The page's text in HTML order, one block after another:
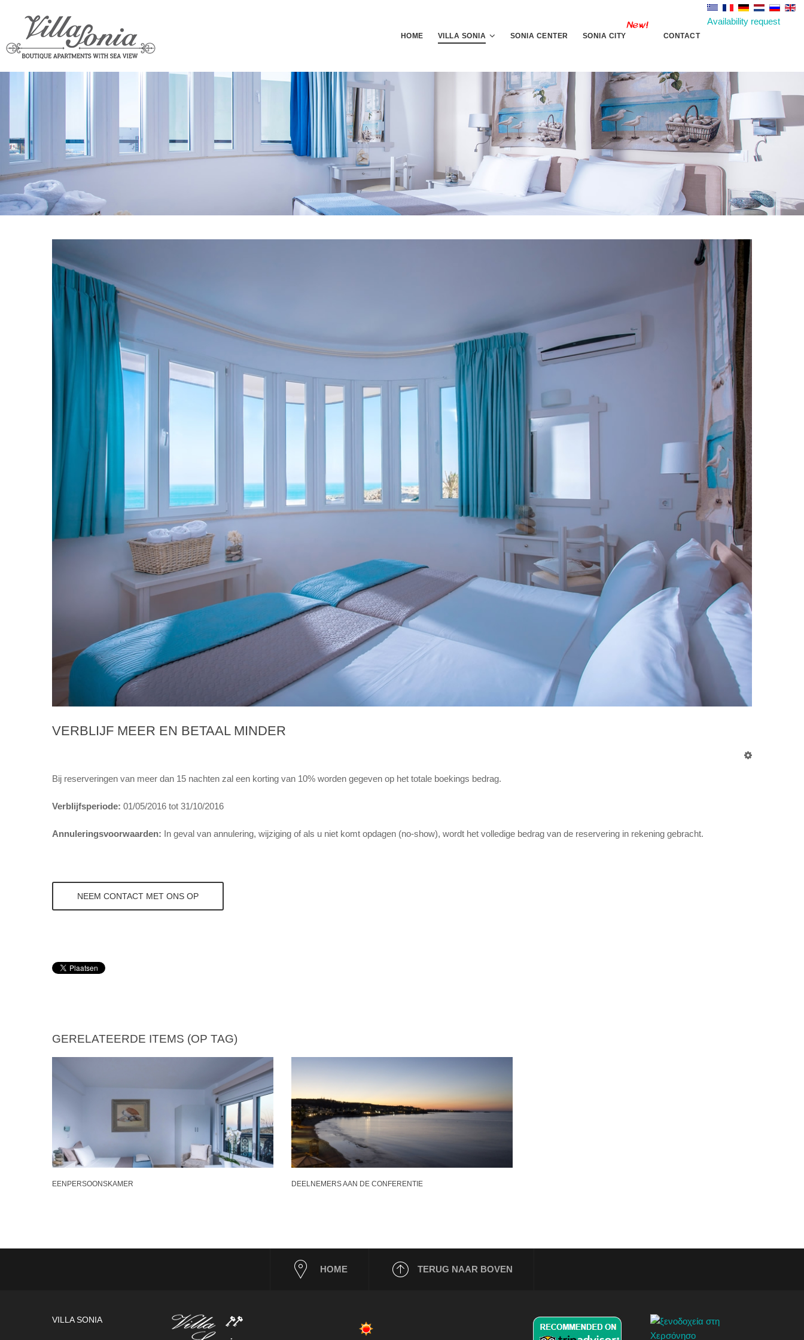
Availability request
HOME VILLA SONIA SONIA CENTER SONIA CITY CONTACT
VERBLIJF MEER EN BETAAL MINDER
Bij reserveringen van meer dan 15 nachten zal een korting van 10% worden gegeven op het totale boekings bedrag.
Verblijfsperiode: 01/05/2016 tot 31/10/2016
Annuleringsvoorwaarden: In geval van annulering, wijziging of als u niet komt opdagen (no-show), wordt het volledige bedrag van de reservering in rekening gebracht.
NEEM CONTACT MET ONS OP
GERELATEERDE ITEMS (OP TAG)
EENPERSOONSKAMER DEELNEMERS AAN DE CONFERENTIE
HOME TERUG NAAR BOVEN
VILLA SONIA